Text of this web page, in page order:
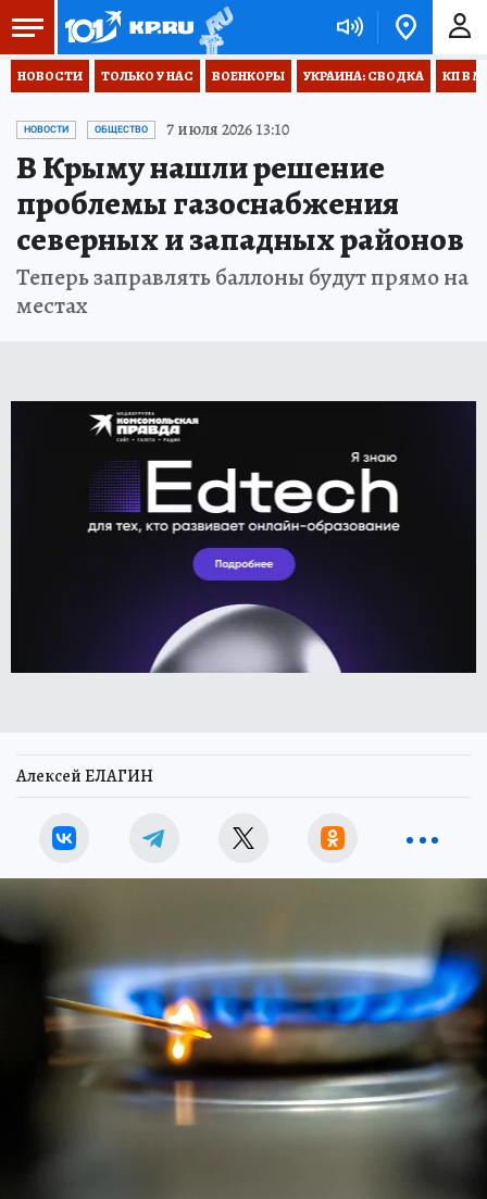
НОВОСТИ ТОЛЬКО У НАС ВОЕНКОРЫ УКРАИНА: СВОДКА КП В
НОВОСТИ ОБЩЕСТВО 7 июля 2026 13:10
В Крыму нашли решение
проблемы газоснабжения
северных и западных районов
Теперь заправлять баллоны будут прямо на
местах
Алексей ЕЛАГИН